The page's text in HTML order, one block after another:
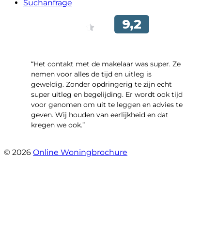
Suchanfrage
“Het contakt met de makelaar was super. Ze
nemen voor alles de tijd en uitleg is
geweldig. Zonder opdringerig te zijn echt
super uitleg en begelijding. Er wordt ook tijd
voor genomen om uit te leggen en advies te
geven. Wij houden van eerlijkheid en dat
kregen we ook.”
© 2026 Online Woningbrochure